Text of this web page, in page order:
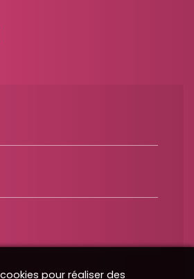
pour réaliser des